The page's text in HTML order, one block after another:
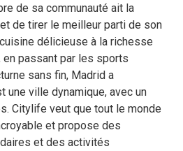
de sa communauté ait la
de tirer le meilleur parti de son
délicieuse à la richesse
en passant par les sports
sans fin, Madrid a
une ville dynamique, avec un
Citylife veut que tout le monde
et propose des
et des activités